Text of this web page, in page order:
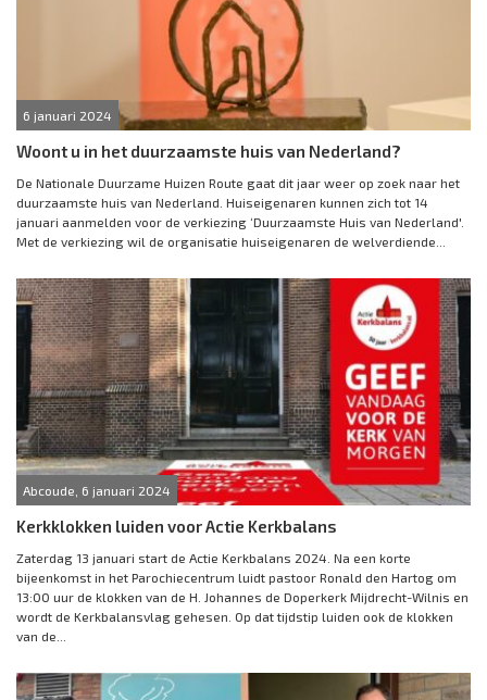
6 januari 2024
Woont u in het duurzaamste huis van Nederland?
De Nationale Duurzame Huizen Route gaat dit jaar weer op zoek naar het
duurzaamste huis van Nederland. Huiseigenaren kunnen zich tot 14
januari aanmelden voor de verkiezing ‘Duurzaamste Huis van Nederland'.
Met de verkiezing wil de organisatie huiseigenaren de welverdiende...
Abcoude, 6 januari 2024
Kerkklokken luiden voor Actie Kerkbalans
Zaterdag 13 januari start de Actie Kerkbalans 2024. Na een korte
bijeenkomst in het Parochiecentrum luidt pastoor Ronald den Hartog om
13:00 uur de klokken van de H. Johannes de Doperkerk Mijdrecht-Wilnis en
wordt de Kerkbalansvlag gehesen. Op dat tijdstip luiden ook de klokken
van de...